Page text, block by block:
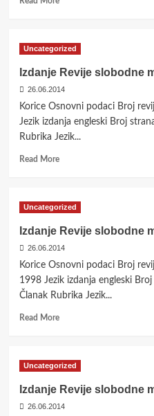
Revije
misli
99
broj:
15-
Uncategorized
Izdanje Revije slobodne
26.06.2014
Korice Osnovni podaci Broj
Jezik izdanja engleski Broj
Rubrika Jezik...
Read MoreRead
Revije
misli
99
broj:
13-
14
Uncategorized
Izdanje Revije slobodne
26.06.2014
Korice Osnovni podaci Broj
1998 Jezik izdanja engleski
Članak Rubrika Jezik...
Read MoreRead
Revije
misli
99
Uncategorized
Izdanje Revije slobodne
26.06.2014